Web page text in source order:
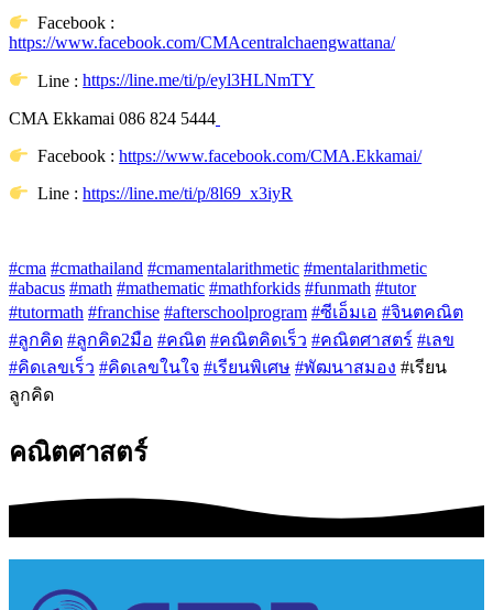
Facebook :
https://www.facebook.com/CMAcentralchaengwattana/
Line :https://line.me/ti/p/eyl3HLNmTY
CMA Ekkamai 086 824 5444
Facebook :https://www.facebook.com/CMA.Ekkamai/
Line :https://line.me/ti/p/8l69_x3iyR
#cma #cmathailand #cmamentalarithmetic #mentalarithmetic
#abacus #math #mathematic #mathforkids #funmath #tutor
#tutormath #franchise #afterschoolprogram #ซีเอ็มเอ #จินตคณิต
#ลูกคิด #ลูกคิด2มือ #คณิต #คณิตคิดเร็ว #คณิตศาสตร์ #เลข
#คิดเลขเร็ว #คิดเลขในใจ #เรียนพิเศษ #พัฒนาสมอง #เรียน
ลูกคิด
คณิตศาสตร์